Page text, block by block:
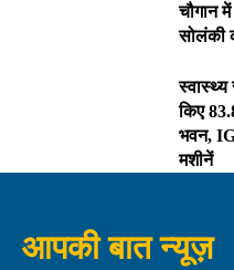
चौगान
सोलंकी
किए
भवन,
मशीनें
आपकी बात न्यूज़